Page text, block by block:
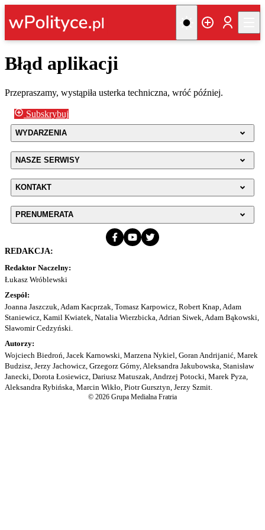
Błąd aplikacji
Przepraszamy, wystąpiła usterka techniczna, wróć później.
Subskrybuj
WYDARZENIA
NASZE SERWISY
KONTAKT
PRENUMERATA
REDAKCJA:
Redaktor Naczelny:
Łukasz Wróblewski
Zespół:
Joanna Jaszczuk, Adam Kacprzak, Tomasz Karpowicz, Robert Knap, Adam
Staniewicz, Kamil Kwiatek, Natalia Wierzbicka, Adrian Siwek, Adam Bąkowski,
Sławomir Cedzyński.
Autorzy:
Wojciech Biedroń, Jacek Karnowski, Marzena Nykiel, Goran Andrijanić, Marek
Budzisz, Jerzy Jachowicz, Grzegorz Górny, Aleksandra Jakubowska, Stanisław
Janecki, Dorota Łosiewicz, Dariusz Matuszak, Andrzej Potocki, Marek Pyza,
Aleksandra Rybińska, Marcin Wikło, Piotr Gursztyn, Jerzy Szmit.
© 2026 Grupa Medialna Fratria